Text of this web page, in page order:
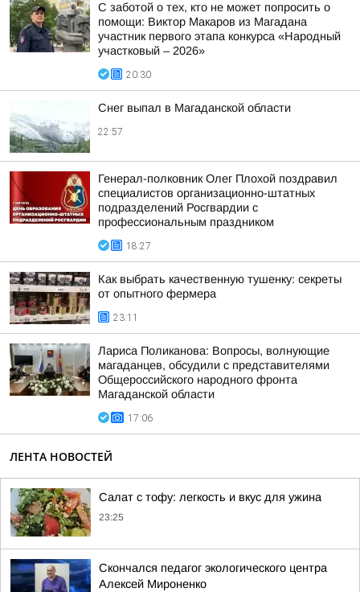
С заботой о тех, кто не может попросить о
помощи: Виктор Макаров из Магадана
участник первого этапа конкурса «Народный
участковый – 2026»
20:30
Снег выпал в Магаданской области
22:57
Генерал-полковник Олег Плохой поздравил
специалистов организационно-штатных
подразделений Росгвардии с
профессиональным праздником
18:27
Как выбрать качественную тушенку: секреты
от опытного фермера
23:11
Лариса Поликанова: Вопросы, волнующие
магаданцев, обсудили с представителями
Общероссийского народного фронта
Магаданской области
17:06
ЛЕНТА НОВОСТЕЙ
Салат с тофу: легкость и вкус для ужина
23:25
Скончался педагог экологического центра
Алексей Мироненко